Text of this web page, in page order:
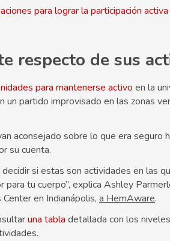
para lograr la participación
respecto de sus
para mantenerse activo en la
un partido improvisado en las zonas
aconsejado sobre lo que era seguro
su cuenta.
si estas son actividades en las
tu cuerpo”, explica Ashley
en Indianápolis, a HemAware.
una tabla detallada con los